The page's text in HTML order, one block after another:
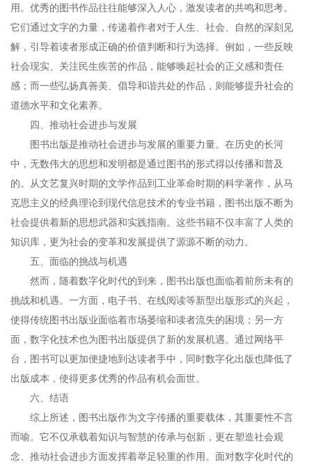
用。优秀的图书作品往往能够深入人心，激发读者的共鸣和思考。
它们通过文字的力量，传递着作者对于人生、社会、自然的深刻见
解，引导着读者形成正确的价值判断和行为选择。例如，一些反映
社会现实、关注民生疾苦的作品，能够唤起社会的正义感和责任
感；而一些弘扬真善美、倡导和谐共处的作品，则能够提升社会的
道德水平和文化素养。
四、推动社会进步与发展
图书出版是推动社会进步与发展的重要力量。在历史的长河
中，无数伟大的思想和发明都是通过图书的形式得以传播和普及
的。从文艺复兴时期的文学作品到工业革命时期的科学著作，从马
克思主义的经典理论到现代信息技术的专业书籍，图书出版不断为
社会提供着新的思想武器和实践指南。这些书籍不仅丰富了人类的
知识库，更为社会的变革和发展提供了源源不断的动力。
五、面临的挑战与机遇
然而，随着数字化时代的到来，图书出版也面临着前所未有的
挑战和机遇。一方面，电子书、在线阅读等新型出版形式的兴起，
使得传统图书出版业面临着市场萎缩和读者流失的困境；另一方
面，数字化技术也为图书出版提供了新的发展机遇。通过网络平
台，图书可以更加便捷地到达读者手中，同时数字化出版也降低了
出版成本，使得更多优秀的作品有机会面世。
六、结语
综上所述，图书出版作为文字传播的重要载体，其重要性不言
而喻。它不仅承载着知识与智慧的传承与创新，更在塑造社会观
念、推动社会进步方面发挥着举足轻重的作用。面对数字化时代的